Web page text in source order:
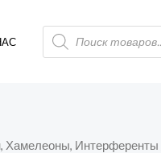
Поиск
товаров
Хамелеоны, Интерференты